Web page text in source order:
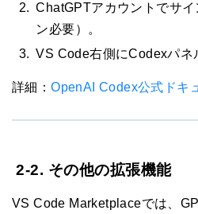
ChatGPTアカウントでサ
ン必要）。
VS Code右側にCodexパネ
詳細：OpenAI Codex公式ドキ
2-2. その他の拡張機能
VS Code Marketplaceでは、